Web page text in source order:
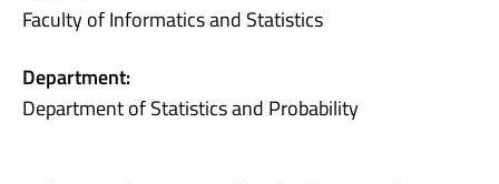
Faculty of Informatics and Statistics
Department:
Department of Statistics and Probability